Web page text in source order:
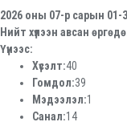
2026 оны 07-р сарын 01-
Нийт хүлээн авсан
Үүнээс:
Хүсэлт:40
Гомдол:39
Мэдээлэл:1
Санал:14